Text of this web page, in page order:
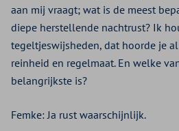
aan mij vraagt; wat is de meest
diepe herstellende nachtrust? Ik
tegeltjeswijsheden, dat hoorde je
reinheid en regelmaat. En welke
belangrijkste is?
Femke: Ja rust waarschijnlijk.